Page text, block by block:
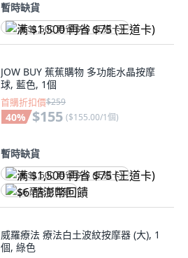
暫時缺貨
满 $1,500 再省 $75 (王道卡)
JOW BUY 蕉蕉購物 多功能水晶按摩
球, 藍色, 1個
首購折扣價$259
40% $155 ($155.00/1個)
暫時缺貨
满 $1,500 再省 $75 (王道卡)
$6 酷澎幣回饋
威羅療法 療法白土波紋按摩器 (大), 1
個, 綠色